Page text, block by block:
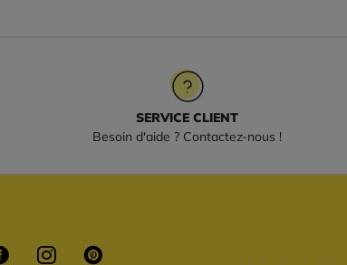
SERVICE CLIENT
Besoin d'aide ? Contactez-nous !